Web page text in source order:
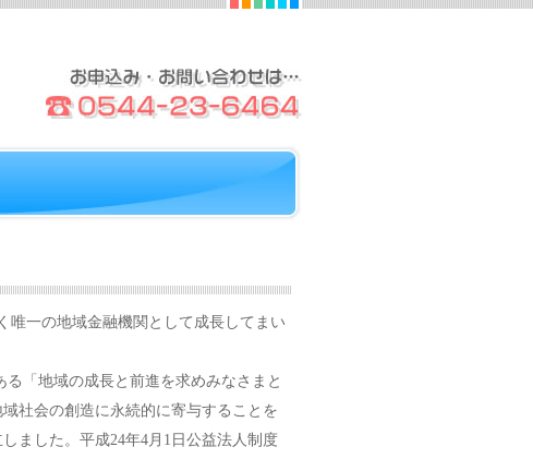
唯一の地域金融機関として成長してまい
「地域の成長と前進を求めみなさまと
社会の創造に永続的に寄与することを
ました。平成24年4月1日公益法人制度